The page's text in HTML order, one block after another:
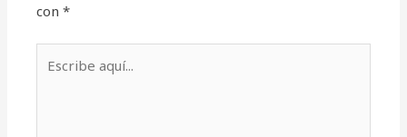
con*
aquí...